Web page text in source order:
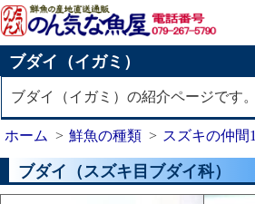
ブダイ（イガミ）
ブダイ（イガミ）の紹介ページです。
ホーム 鮮魚の種類 スズキの仲間1
ブダイ（スズキ目ブダイ科）